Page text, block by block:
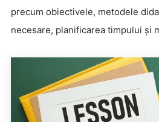
precum obiectivele, metodele
necesare, planificarea timpului și